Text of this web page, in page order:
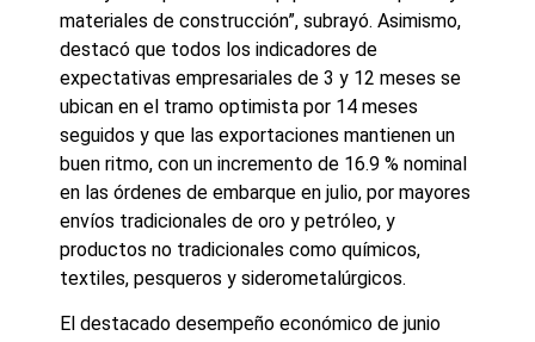
materiales de construcción”, subrayó. Asimismo,
destacó que todos los indicadores de
expectativas empresariales de 3 y 12 meses se
ubican en el tramo optimista por 14 meses
seguidos y que las exportaciones mantienen un
buen ritmo, con un incremento de 16.9 % nominal
en las órdenes de embarque en julio, por mayores
envíos tradicionales de oro y petróleo, y
productos no tradicionales como químicos,
textiles, pesqueros y siderometalúrgicos.
El destacado desempeño económico de junio